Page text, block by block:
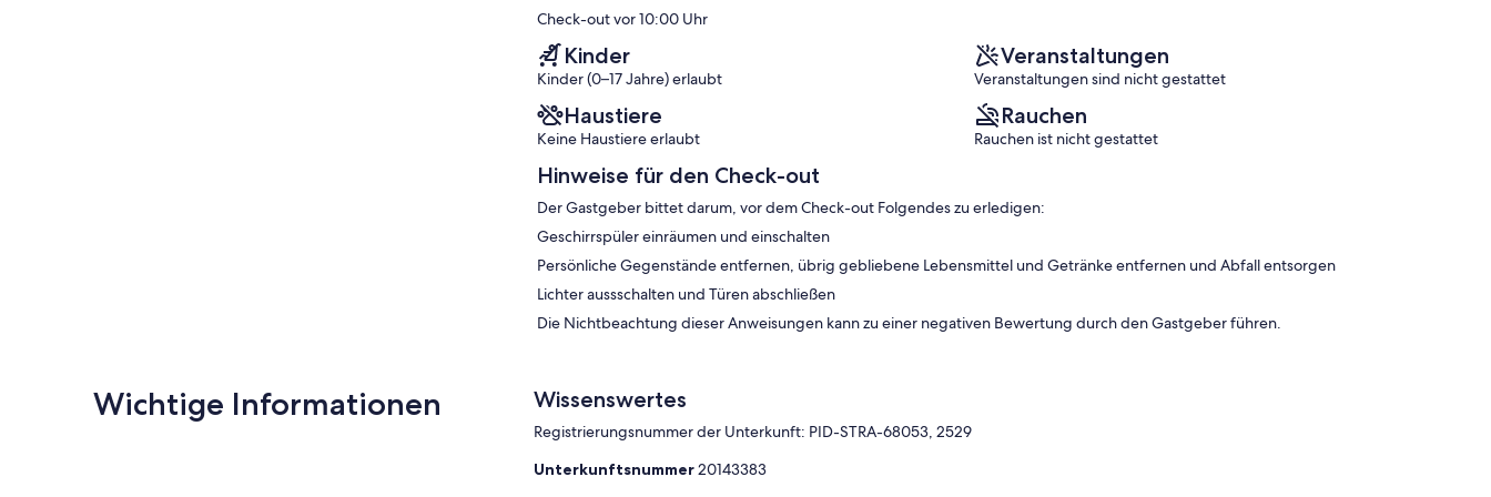
Check-out vor 10:00 Uhr
Kinder
Kinder (0–17 Jahre) erlaubt
Veranstaltungen
Veranstaltungen sind nicht gestattet
Haustiere
Keine Haustiere erlaubt
Rauchen
Rauchen ist nicht gestattet
Hinweise für den Check-out
Der Gastgeber bittet darum, vor dem Check-out Folgendes zu erledigen:
Geschirrspüler einräumen und einschalten
Persönliche Gegenstände entfernen, übrig gebliebene Lebensmittel und Getränke entfernen und Abfall entsorgen
Lichter aussschalten und Türen abschließen
Die Nichtbeachtung dieser Anweisungen kann zu einer negativen Bewertung durch den Gastgeber führen.
Wichtige Informationen Wissenswertes
Registrierungsnummer der Unterkunft: PID-STRA-68053, 2529
Unterkunftsnummer20143383